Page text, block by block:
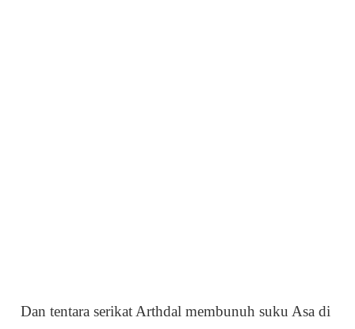
Dan tentara serikat Arthdal membunuh suku Asa di